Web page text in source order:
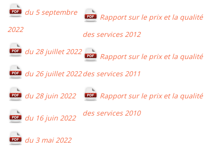
du 5 septembre
2022
du 28 juillet 2022
du 26 juillet 2022
du 28 juin 2022
du 16 juin 2022
du 3 mai 2022
Rapport sur le prix et la qualité
des services 2012
Rapport sur le prix et la qualité
des services 2011
Rapport sur le prix et la qualité
des services 2010